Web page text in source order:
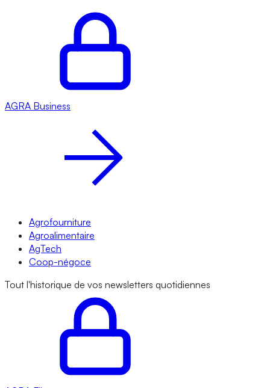
AGRA Business
Agrofourniture
Agroalimentaire
AgTech
Coop-négoce
Tout l'historique de vos newsletters quotidiennes